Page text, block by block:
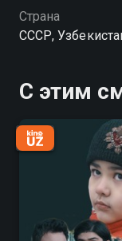
невероятным,
сомневаться в
переубеждать,
хроникой для
видит на
бойцов,
яблоками.
правдой, он
чтобы узнать
Страна
СССР,
С этим